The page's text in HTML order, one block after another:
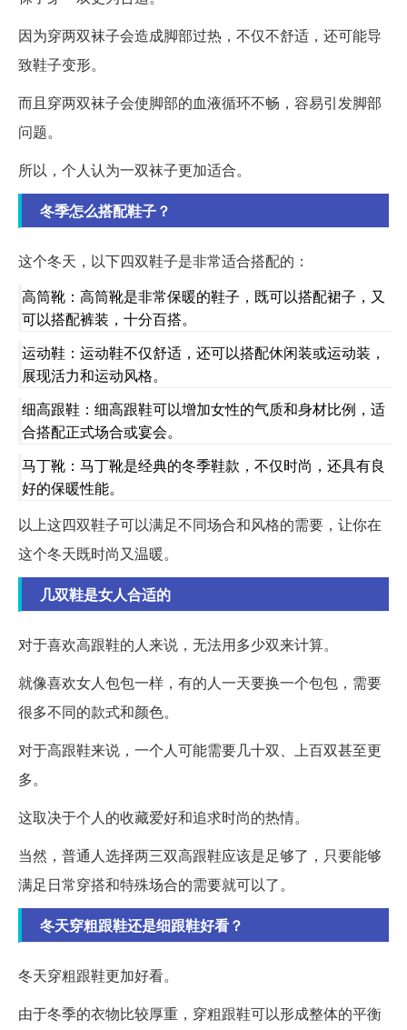
因为穿两双袜子会造成脚部过热，不仅不舒适，还可能导
致鞋子变形。
而且穿两双袜子会使脚部的血液循环不畅，容易引发脚部
问题。
所以，个人认为一双袜子更加适合。
冬季怎么搭配鞋子？
这个冬天，以下四双鞋子是非常适合搭配的：
高筒靴：高筒靴是非常保暖的鞋子，既可以搭配裙子，又
可以搭配裤装，十分百搭。
运动鞋：运动鞋不仅舒适，还可以搭配休闲装或运动装，
展现活力和运动风格。
细高跟鞋：细高跟鞋可以增加女性的气质和身材比例，适
合搭配正式场合或宴会。
马丁靴：马丁靴是经典的冬季鞋款，不仅时尚，还具有良
好的保暖性能。
以上这四双鞋子可以满足不同场合和风格的需要，让你在
这个冬天既时尚又温暖。
几双鞋是女人合适的
对于喜欢高跟鞋的人来说，无法用多少双来计算。
就像喜欢女人包包一样，有的人一天要换一个包包，需要
很多不同的款式和颜色。
对于高跟鞋来说，一个人可能需要几十双、上百双甚至更
多。
这取决于个人的收藏爱好和追求时尚的热情。
当然，普通人选择两三双高跟鞋应该是足够了，只要能够
满足日常穿搭和特殊场合的需要就可以了。
冬天穿粗跟鞋还是细跟鞋好看？
冬天穿粗跟鞋更加好看。
由于冬季的衣物比较厚重，穿粗跟鞋可以形成整体的平衡